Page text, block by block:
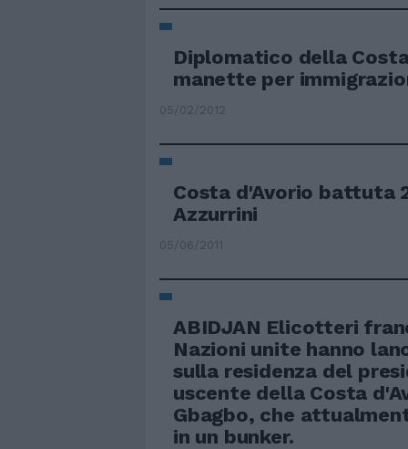
Diplomatico della
manette per
05/02/2012
Costa d'Avorio battuta
Azzurrini
05/06/2011
ABIDJAN Elicotteri
Nazioni unite hanno
sulla residenza del
uscente della Costa
Gbagbo, che
in un bunker.